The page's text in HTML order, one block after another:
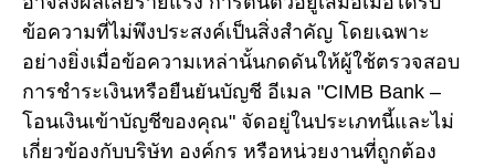
ข้อความที่ไม่พึงประสงค์เป็นสิ่งสำคัญ โดยเฉพาะ
อย่างยิ่งเมื่อข้อความเหล่านั้นกดดันให้ผู้ใช้ตรวจสอบ
การชำระเงินหรือยืนยันบัญชี อีเมล "CIMB Bank –
โอนเงินเข้าบัญชีของคุณ" จัดอยู่ในประเภทนี้และไม่
เกี่ยวข้องกับบริษัท องค์กร หรือหน่วยงานที่ถูกต้อง